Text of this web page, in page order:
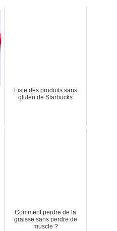
Liste des produits sans
gluten de Starbucks
Comment perdre de la
graisse sans perdre de
muscle ?